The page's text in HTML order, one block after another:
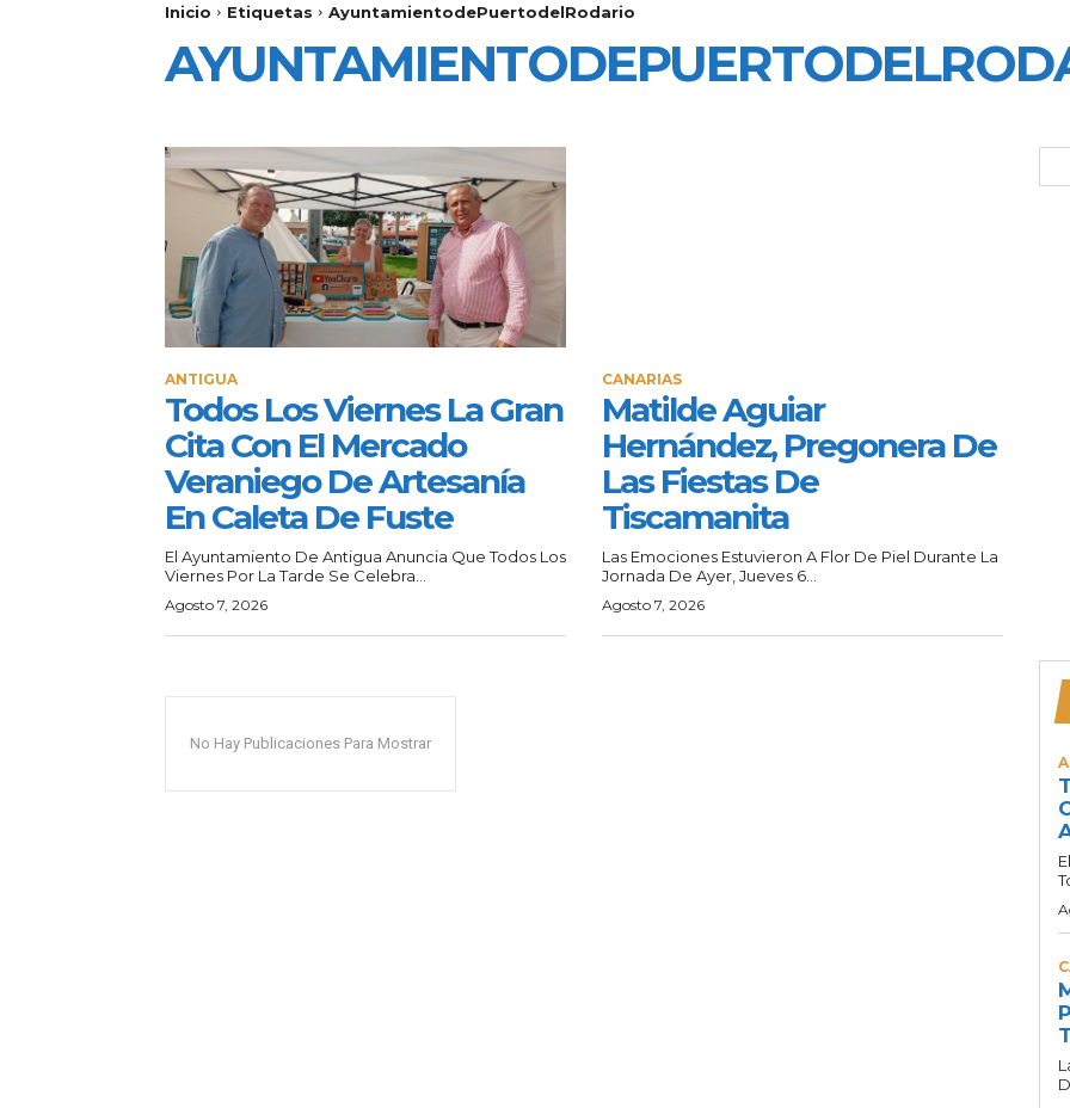
Inicio Etiquetas AyuntamientodePuertodelRodario
ANTIGUA
Todos Los Viernes La Gran
Cita Con El Mercado
Veraniego De Artesanía
En Caleta De Fuste
El Ayuntamiento De Antigua Anuncia Que Todos Los
Viernes Por La Tarde Se Celebra...
Agosto 7, 2026
CANARIAS
Matilde Aguiar
Hernández, Pregonera De
Las Fiestas De
Tiscamanita
Las Emociones Estuvieron A Flor De Piel Durante La
Jornada De Ayer, Jueves 6...
Agosto 7, 2026
No Hay Publicaciones Para Mostrar